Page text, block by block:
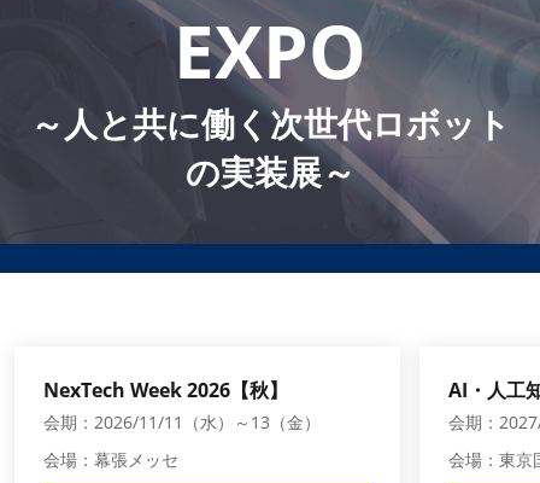
AI・人工知能EXPO Industry
2027年06月16日
東京ビッグサイト/Tokyo Big Sight, Japan
EXPO
～人と共に働く次世代ロボット
の実装展～
NexTech Week 2026【秋】
会期：2026/11/11（水）～13（金）
会場：幕張メッセ
AI・人工
会期：
会場：東